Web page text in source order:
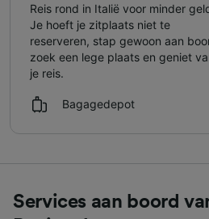
Reis rond in Italië voor minder
Je hoeft je zitplaats niet te
reserveren, stap gewoon aan
zoek een lege plaats en geniet
je reis.
Bagagedepot
Services aan boord